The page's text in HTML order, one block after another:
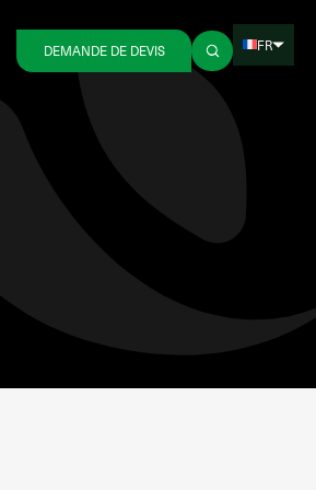
DEMANDE DE DEVIS FR